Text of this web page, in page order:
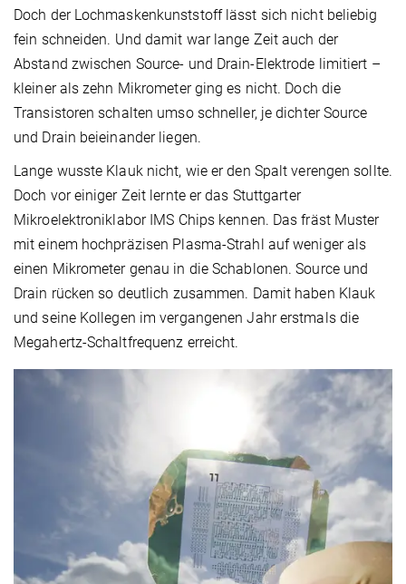
Doch der Lochmaskenkunststoff lässt sich nicht beliebig
fein schneiden. Und damit war lange Zeit auch der
Abstand zwischen Source- und Drain-Elektrode limitiert –
kleiner als zehn Mikrometer ging es nicht. Doch die
Transistoren schalten umso schneller, je dichter Source
und Drain beieinander liegen.
Lange wusste Klauk nicht, wie er den Spalt verengen sollte.
Doch vor einiger Zeit lernte er das Stuttgarter
Mikroelektroniklabor IMS Chips kennen. Das fräst Muster
mit einem hochpräzisen Plasma-Strahl auf weniger als
einen Mikrometer genau in die Schablonen. Source und
Drain rücken so deutlich zusammen. Damit haben Klauk
und seine Kollegen im vergangenen Jahr erstmals die
Megahertz-Schaltfrequenz erreicht.